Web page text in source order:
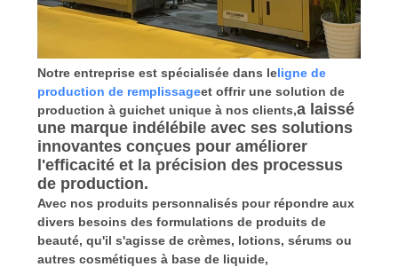
POLICY
Notre entreprise est spécialisée dans leligne de
production de remplissageet offrir une solution de
production à guichet unique à nos clients,a laissé
une marque indélébile avec ses solutions
innovantes conçues pour améliorer
l'efficacité et la précision des processus
de production.
Avec nos produits personnalisés pour répondre aux
divers besoins des formulations de produits de
beauté, qu'il s'agisse de crèmes, lotions, sérums ou
autres cosmétiques à base de liquide,